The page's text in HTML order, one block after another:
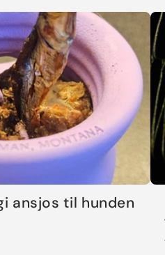
ansjos til hunden